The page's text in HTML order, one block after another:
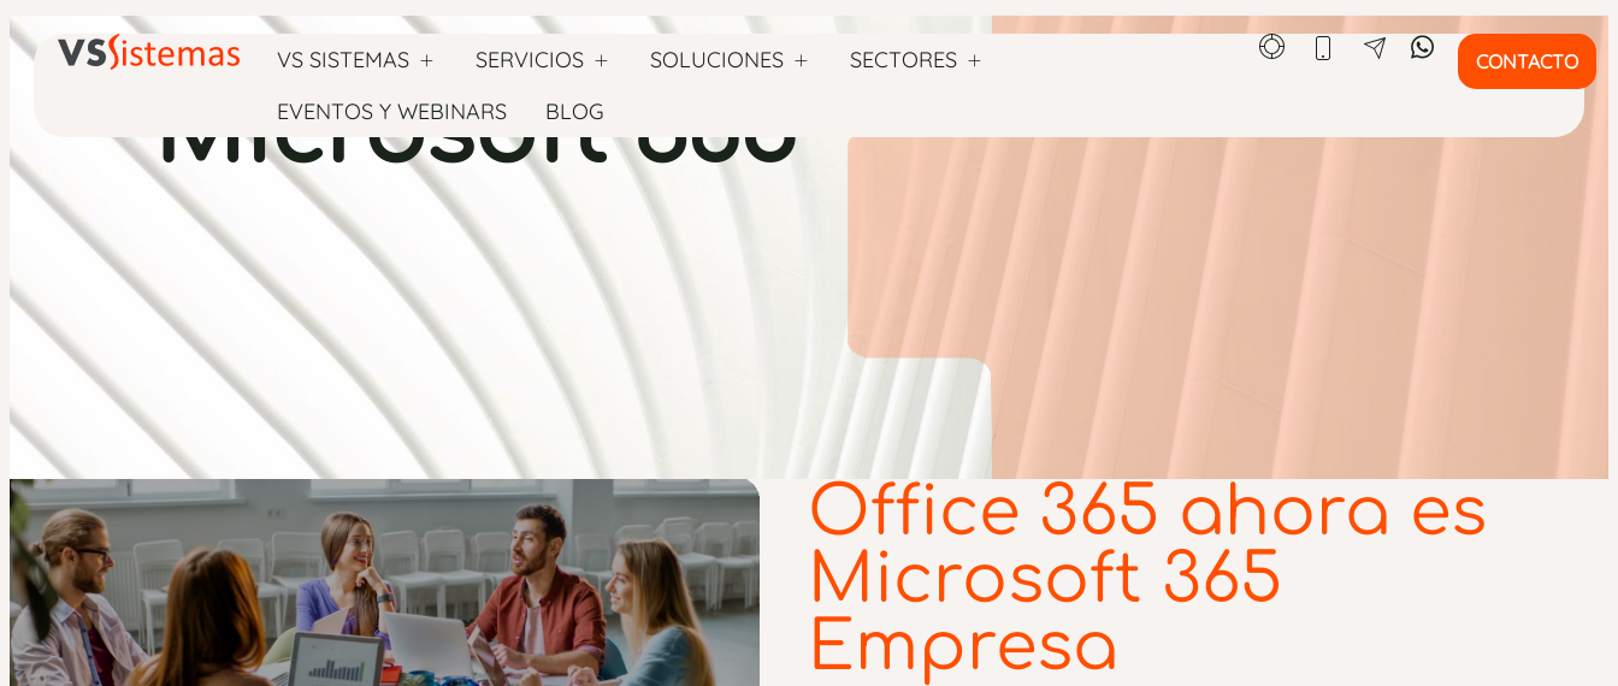
VS SISTEMAS SERVICIOS SOLUCIONES
SECTORES
EVENTOS Y WEBINARS
BLOG
CONTACTO
Microsoft 365
Office 365 ahora es
Microsoft 365
Empresa